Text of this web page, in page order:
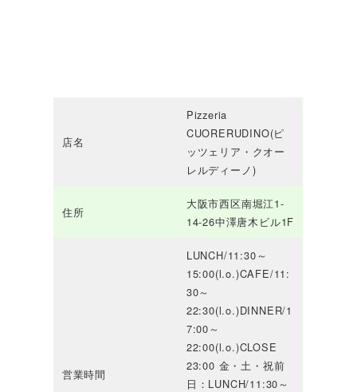
店名
Pizzeria
CUORERUDINO(ピ
ッツェリア・クオー
レルディーノ)
住所
大阪市西区南堀江1-
14-26中澤唐木ビル1F
営業時間
LUNCH/11:30～
15:00(l.o.)CAFE/11:
30～
22:30(l.o.)DINNER/1
7:00～
22:00(l.o.)CLOSE
23:00 金・土・祝前
日：LUNCH/11:30～